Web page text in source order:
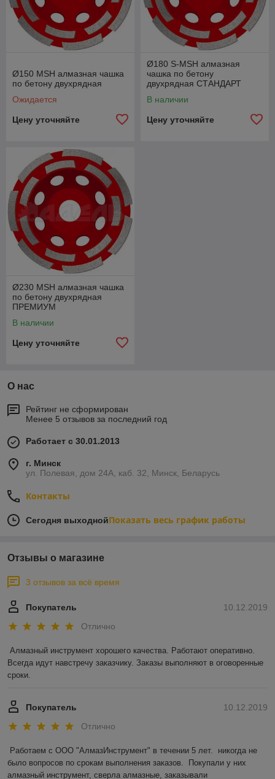
Ø150 MSH алмазная чашка
по бетону двухрядная
Ожидается
Цену уточняйте
Ø180 S-MSH алмазная
чашка по бетону
двухрядная СТАНДАРТ
В наличии
Цену уточняйте
Ø230 MSH алмазная чашка
по бетону двухрядная
ПРЕМИУМ
В наличии
Цену уточняйте
О нас
Рейтинг не сформирован
Менее 5 отзывов за последний год
Работает с 30.01.2013
г. Минск
ул. Полевая, дом 24А, каб. 32, Минск, Беларусь
Контакты
Сегодня выходнойПоказать весь график работы
Отзывы о магазине
3 отзывов за всё время
10.12.2019
Покупатель
Отлично
Алмазный инструмент хорошего качества. Работают оперативно.
Всегда идут навстречу заказчику. Заказы выполняют в оговоренные
сроки.
10.12.2019
Покупатель
Отлично
Работаем с ООО "АлмазИнструмент" в течении 5 лет.  никогда не
было вопросов по срокам выполнения заказов.  Покупали у них
алмазный инструмент, сверла алмазные, заказывали